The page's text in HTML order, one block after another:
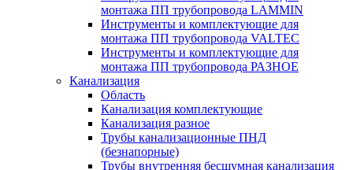
монтажа ПП трубопровода LAMMIN
Инструменты и комплектующие для
монтажа ПП трубопровода VALTEC
Инструменты и комплектующие для
монтажа ПП трубопровода РАЗНОЕ
Канализация
Область
Канализация комплектующие
Канализация разное
Трубы канализационные ПНД
(безнапорные)
Трубы внутренняя бесшумная канализация